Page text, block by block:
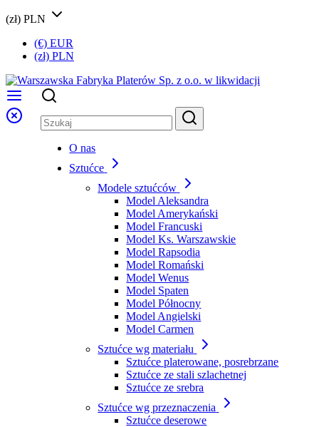
(zł) PLN
(€) EUR
(zł) PLN
O nas
Sztućce
Modele sztućców
Model Aleksandra
Model Amerykański
Model Francuski
Model Ks. Warszawskie
Model Rapsodia
Model Romański
Model Wenus
Model Spaten
Model Północny
Model Angielski
Model Carmen
Sztućce wg materiału
Sztućce platerowane, posrebrzane
Sztućce ze stali szlachetnej
Sztućce ze srebra
Sztućce wg przeznaczenia
Sztućce deserowe